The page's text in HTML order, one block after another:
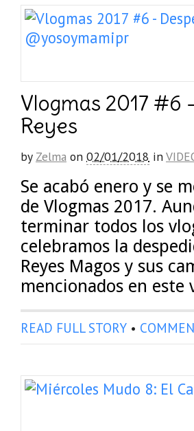
Vlogmas 2017 #6
Reyes
by Zelma on 02/01/2018 in
Se acabó enero y se
de Vlogmas 2017.
terminar todos los
celebramos la
Reyes Magos y sus
mencionados en
READ FULL STORY •